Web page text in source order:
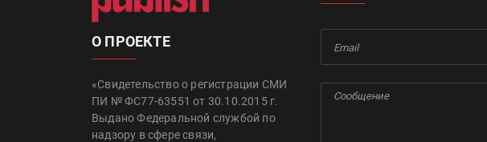
О ПРОЕКТЕ
«Свидетельство о регистрации СМИ
ПИ № ФС77-63551 от 30.10.2015 г.
Выдано Федеральной службой по
надзору в сфере связи,